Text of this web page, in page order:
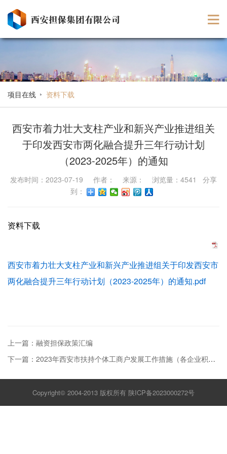
项目在线 资料下载
西安市着力壮大支柱产业和新兴产业推进组关
于印发西安市两化融合提升三年行动计划
（2023-2025年）的通知
发布时间：2023-07-19 作者： 来源： 浏览量：4541 分享
到：
资料下载
西安市着力壮大支柱产业和新兴产业推进组关于印发西安市
两化融合提升三年行动计划（2023-2025年）的通知.pdf
上一篇：融资担保政策汇编
下一篇：2023年西安市扶持个体工商户发展工作措施（各企业积极配合）
Copyright© 2004-2013 版权所有 陕ICP备2023000272号